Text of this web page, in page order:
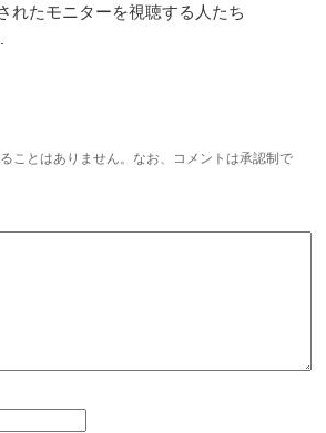
れたモニターを視聴する人たち
ことはありません。なお、コメントは承認制で